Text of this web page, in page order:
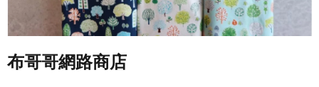
布哥哥網路商店